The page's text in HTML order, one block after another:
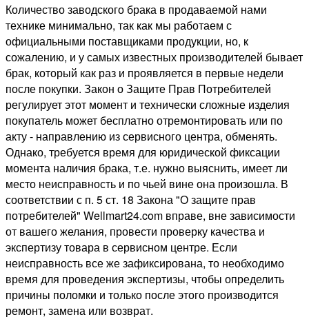
Количество заводского брака в продаваемой нами
технике минимально, так как мы работаем с
официальными поставщиками продукции, но, к
сожалению, и у самых известных производителей бывает
брак, который как раз и проявляется в первые недели
после покупки. Закон о Защите Прав Потребителей
регулирует этот момент и технически сложные изделия
покупатель может бесплатно отремонтировать или по
акту - направлению из сервисного центра, обменять.
Однако, требуется время для юридической фиксации
момента наличия брака, т.е. нужно выяснить, имеет ли
место неисправность и по чьей вине она произошла. В
соответствии с п. 5 ст. 18 Закона "О защите прав
потребителей" Wellmart24.com вправе, вне зависимости
от вашего желания, провести проверку качества и
экспертизу товара в сервисном центре. Если
неисправность все же зафиксирована, то необходимо
время для проведения экспертизы, чтобы определить
причины поломки и только после этого производится
ремонт, замена или возврат.